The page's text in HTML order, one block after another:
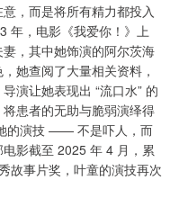
，而是将所有精力都投入
年，电影《我爱你！》上
，其中她饰演的阿尔茨海
她查阅了大量相关资料，
演让她表现出 “流口水” 的
患者的无助与脆弱演绎得
的演技 —— 不是吓人，而
影截至 2025 年 4 月，累
故事片奖，叶童的演技再次